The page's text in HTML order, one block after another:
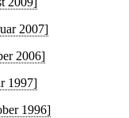
2007]
2006]
1997]
1996]